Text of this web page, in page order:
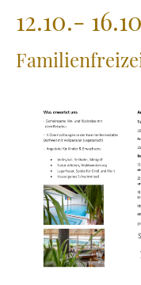
12.10.-